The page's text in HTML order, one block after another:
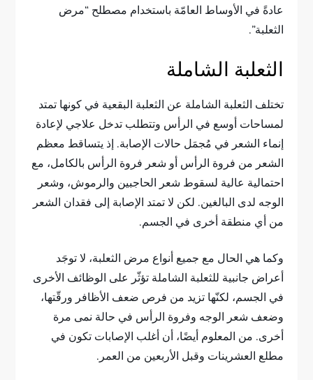
عادةً في الأوساط العامّة باستخدام مصطلح “مرض
الثعلبة”.
الثعلبة الشاملة
تختلف الثعلبة الشاملة عن الثعلبة البقعية في كونها تمتد
لمساحات أوسع في الرأس وتتطلب تدخل علاجي لإعادة
إنماء الشعر في مُجمَل حالات الإصابة. إذ يتساقط معظم
الشعر من فروة الرأس أو شعر فروة الرأس بالكامل، مع
احتمالية عالية لسقوط شعر الحاجبين والرموش، وشعر
الوجه لدى البالغين. لكن لا تمتد الإصابة إلى فقدان الشعر
من أي منطقة أخرى في الجسم.
وكما هي الحال مع جميع أنواع مرض الثعلبة، لا توجَد
أعراض جانبية للثعلبة الشاملة تؤثّر على الوظائف الأخرى
في الجسم، لكنّها تزيد من فرص ضعف الأظافر ورقّتها،
وضعف شعر الوجه وفروة الرأس في حالة نمى مرة
أخرى. من المعلوم أيضًا، أن أغلب الإصابات تكون في
مطلع العشرينات وقبل الأربعين من العمر.